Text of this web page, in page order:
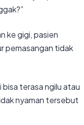
ke gigi, pasien
pemasangan tidak
terasa ngilu atau
nyaman tersebut